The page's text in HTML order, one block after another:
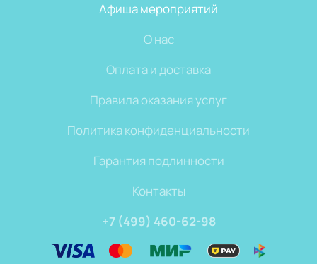
Афиша мероприятий
О нас
Оплата и доставка
Правила оказания услуг
Политика конфиденциальности
Гарантия подлинности
Контакты
+7 (499) 460-62-98